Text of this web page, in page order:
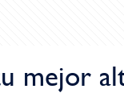
mejor